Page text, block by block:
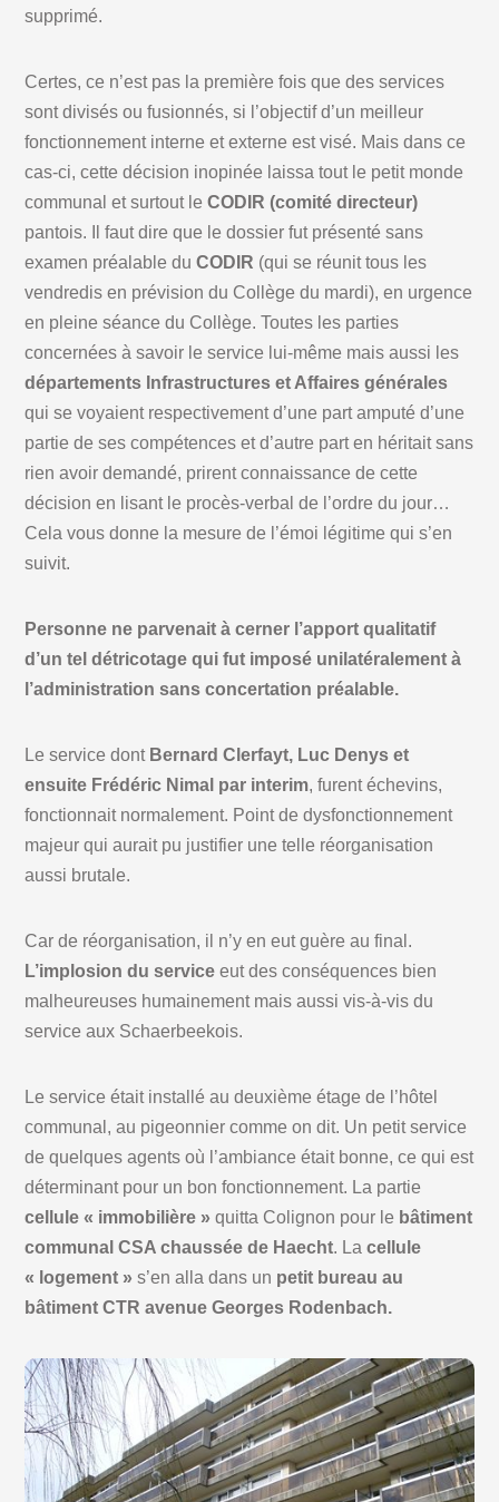
supprimé.
Certes, ce n’est pas la première fois que des services
sont divisés ou fusionnés, si l’objectif d’un meilleur
fonctionnement interne et externe est visé. Mais dans ce
cas-ci, cette décision inopinée laissa tout le petit monde
communal et surtout leCODIR (comité directeur)
pantois. Il faut dire que le dossier fut présenté sans
examen préalable duCODIR (qui se réunit tous les
vendredis en prévision du Collège du mardi), en urgence
en pleine séance du Collège. Toutes les parties
concernées à savoir le service lui-même mais aussi les
départements Infrastructures et Affaires générales
qui se voyaient respectivement d’une part amputé d’une
partie de ses compétences et d’autre part en héritait sans
rien avoir demandé, prirent connaissance de cette
décision en lisant le procès-verbal de l’ordre du jour…
Cela vous donne la mesure de l’émoi légitime qui s’en
suivit.
Personne ne parvenait à cerner l’apport qualitatif
d’un tel détricotage qui fut imposé unilatéralement à
l’administration sans concertation préalable.
Le service dontBernard Clerfayt, Luc Denys et
ensuite Frédéric Nimal par interim, furent échevins,
fonctionnait normalement. Point de dysfonctionnement
majeur qui aurait pu justifier une telle réorganisation
aussi brutale.
Car de réorganisation, il n’y en eut guère au final.
L’implosion du service eut des conséquences bien
malheureuses humainement mais aussi vis-à-vis du
service aux Schaerbeekois.
Le service était installé au deuxième étage de l’hôtel
communal, au pigeonnier comme on dit. Un petit service
de quelques agents où l’ambiance était bonne, ce qui est
déterminant pour un bon fonctionnement. La partie
cellule « immobilière » quitta Colignon pour le bâtiment
communal CSA chaussée de Haecht. Lacellule
« logement » s’en alla dans un petit bureau au
bâtiment CTR avenue Georges Rodenbach.